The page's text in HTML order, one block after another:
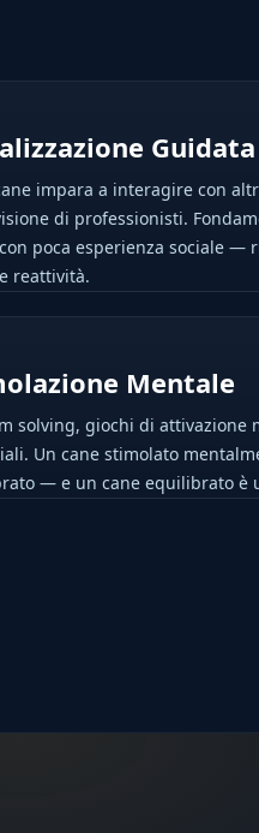
Guidata
impara a interagire con
di professionisti.
poca esperienza sociale —
reattività.
Mentale
solving, giochi di attivazione
Un cane stimolato
— e un cane equilibrato è